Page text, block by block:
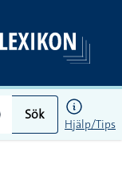
Sök
Hjälp/Tips